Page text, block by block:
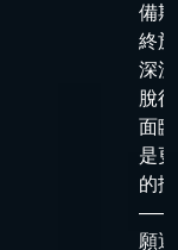
備
終
深
脫
面
是
的
——
願選